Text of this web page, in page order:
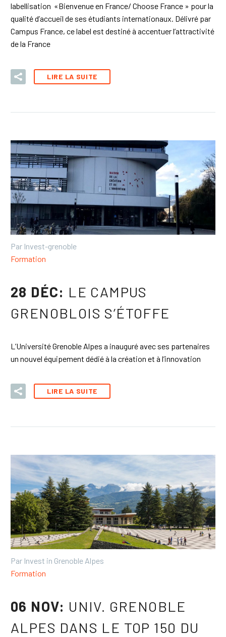
labellisation «Bienvenue en France/ Choose France » pour la
qualité d’accueil de ses étudiants internationaux. Délivré par
Campus France, ce label est destiné à accentuer l’attractivité
de la France
LIRE LA SUITE
Par Invest-grenoble
Formation
28 DÉC: LE CAMPUS
GRENOBLOIS S’ÉTOFFE
L’Université Grenoble Alpes a inauguré avec ses partenaires
un nouvel équipement dédié à la création et à l’innovation
LIRE LA SUITE
Par Invest in Grenoble Alpes
Formation
06 NOV: UNIV. GRENOBLE
ALPES DANS LE TOP 150 DU